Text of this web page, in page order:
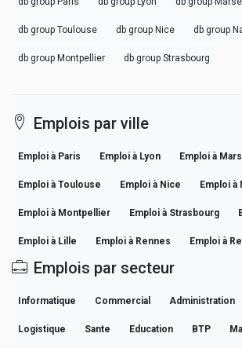
db group Toulouse db group Nice db group
db group Montpellier db group Strasbourg
Emplois par ville
Emploi à Paris Emploi à Lyon Emploi à
Emploi à Toulouse Emploi à Nice Emploi à
Emploi à Montpellier Emploi à Strasbourg
Emploi à Lille Emploi à Rennes Emploi à
Emplois par secteur
Informatique Commercial Administration
Logistique Sante Education BTP